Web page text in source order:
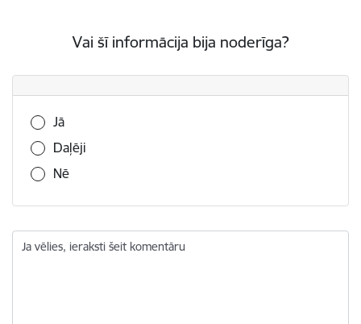
Vai šī informācija bija noderīga?
Vai šī informācija bija noderīga?
Jā
Daļēji
Nē
Ja vēlies, ieraksti šeit komentāru